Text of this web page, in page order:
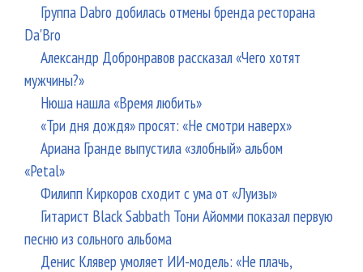
Группа Dabro добилась отмены бренда ресторана
Da'Bro
Александр Добронравов рассказал «Чего хотят
мужчины?»
Нюша нашла «Время любить»
«Три дня дождя» просят: «Не смотри наверх»
Ариана Гранде выпустила «злобный» альбом
«Petal»
Филипп Киркоров сходит с ума от «Луизы»
Гитарист Black Sabbath Тони Айомми показал первую
песню из сольного альбома
Денис Клявер умоляет ИИ-модель: «Не плачь,